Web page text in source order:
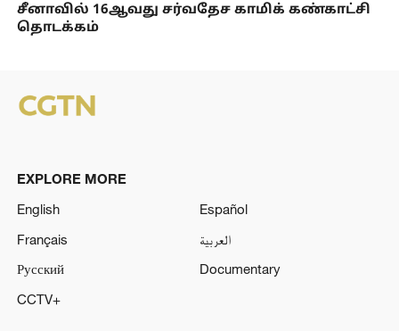
சீனாவில் 16ஆவது சர்வதேச காமிக் கண்காட்சி
தொடக்கம்
EXPLORE MORE
English
Español
Français
العربية
Русский
Documentary
CCTV+